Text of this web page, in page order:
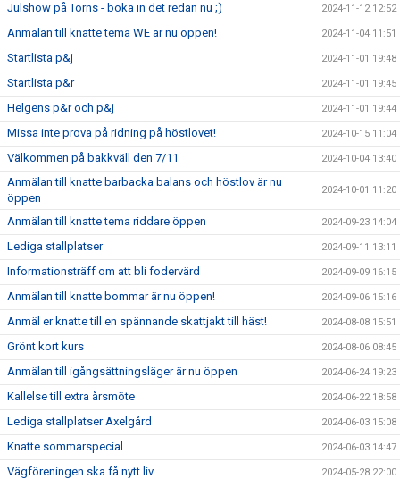
Julshow på Torns - boka in det redan nu ;) 2024-11-12 12:52
Anmälan till knatte tema WE är nu öppen! 2024-11-04 11:51
Startlista p&j 2024-11-01 19:48
Startlista p&r 2024-11-01 19:45
Helgens p&r och p&j 2024-11-01 19:44
Missa inte prova på ridning på höstlovet! 2024-10-15 11:04
Välkommen på bakkväll den 7/11 2024-10-04 13:40
Anmälan till knatte barbacka balans och höstlov är nu
öppen
2024-10-01 11:20
Anmälan till knatte tema riddare öppen 2024-09-23 14:04
Lediga stallplatser 2024-09-11 13:11
Informationsträff om att bli fodervärd 2024-09-09 16:15
Anmälan till knatte bommar är nu öppen! 2024-09-06 15:16
Anmäl er knatte till en spännande skattjakt till häst! 2024-08-08 15:51
Grönt kort kurs 2024-08-06 08:45
Anmälan till igångsättningsläger är nu öppen 2024-06-24 19:23
Kallelse till extra årsmöte 2024-06-22 18:58
Lediga stallplatser Axelgård 2024-06-03 15:08
Knatte sommarspecial 2024-06-03 14:47
Vägföreningen ska få nytt liv 2024-05-28 22:00